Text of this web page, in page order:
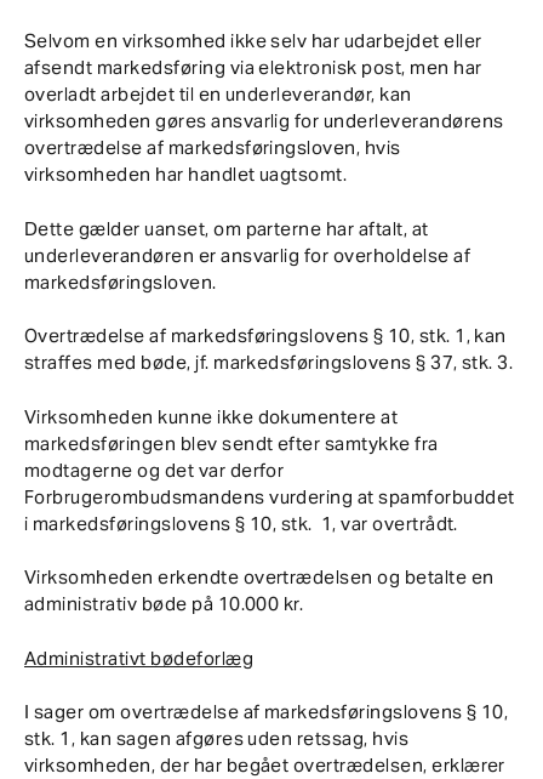
Selvom en virksomhed ikke selv har udarbejdet eller
afsendt markedsføring via elektronisk post, men har
overladt arbejdet til en underleverandør, kan
virksomheden gøres ansvarlig for underleverandørens
overtrædelse af markedsføringsloven, hvis
virksomheden har handlet uagtsomt.
Dette gælder uanset, om parterne har aftalt, at
underleverandøren er ansvarlig for overholdelse af
markedsføringsloven.
Overtrædelse af markedsføringslovens § 10, stk. 1, kan
straffes med bøde, jf. markedsføringslovens § 37, stk. 3.
Virksomheden kunne ikke dokumentere at
markedsføringen blev sendt efter samtykke fra
modtagerne og det var derfor
Forbrugerombudsmandens vurdering at spamforbuddet
i markedsføringslovens § 10, stk. 1, var overtrådt.
Virksomheden erkendte overtrædelsen og betalte en
administrativ bøde på 10.000 kr.
Administrativt bødeforlæg
I sager om overtrædelse af markedsføringslovens § 10,
stk. 1, kan sagen afgøres uden retssag, hvis
virksomheden, der har begået overtrædelsen, erklærer